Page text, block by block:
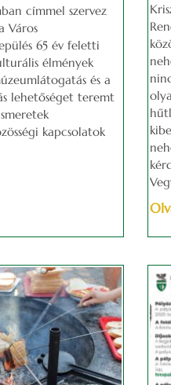
címmel szervez
Város
65 év feletti
élmények
és a
lehetőséget teremt
kapcsolatok